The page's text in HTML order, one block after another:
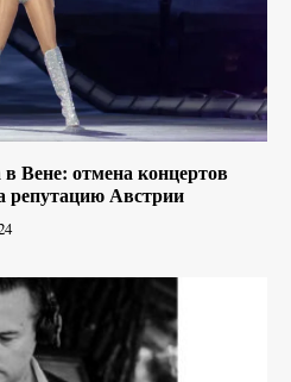
в Вене: отмена концертов
репутацию Австрии